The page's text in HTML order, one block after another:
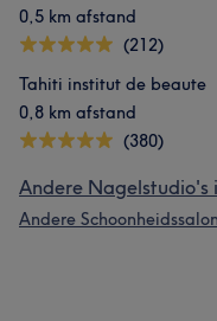
0,5 km afstand
(212)
Tahiti institut de beaute
0,8 km afstand
(380)
Andere Nagelstudio's
Andere